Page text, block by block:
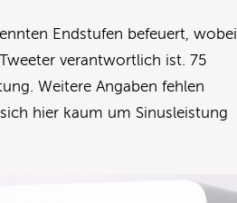
Endstufen befeuert, wobei
verantwortlich ist. 75
Weitere Angaben fehlen
hier kaum um Sinusleistung